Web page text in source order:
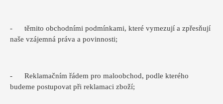
- těmito obchodními podmínkami, které vymezují a zpřesňují
naše vzájemná práva a povinnosti;
- Reklamačním řádem pro maloobchod, podle kterého
budeme postupovat při reklamaci zboží;